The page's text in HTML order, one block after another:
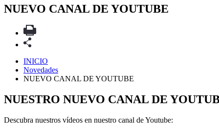
NUEVO CANAL DE YOUTUBE
INICIO
Novedades
NUEVO CANAL DE YOUTUBE
NUESTRO NUEVO CANAL DE
Descubra nuestros vídeos en nuestro canal de Youtube: